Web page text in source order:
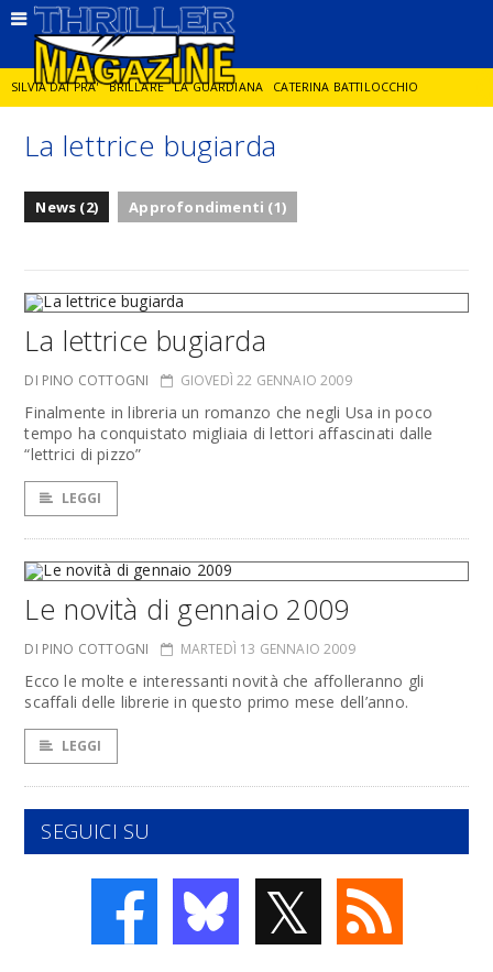
SILVIA DAI PRA' BRILLARE LA GUARDIANA CATERINA BATTILOCCHIO
JORGE DIAZ LA SPIA DELITTO IN CORNICE GIANCARLO DE CATALDO
La lettrice bugiarda
News (2) Approfondimenti (1)
La lettrice bugiarda
DI PINO COTTOGNI GIOVEDÌ 22 GENNAIO 2009
Finalmente in libreria un romanzo che negli Usa in poco
tempo ha conquistato migliaia di lettori affascinati dalle
“lettrici di pizzo”
LEGGI
Le novità di gennaio 2009
DI PINO COTTOGNI MARTEDÌ 13 GENNAIO 2009
Ecco le molte e interessanti novità che affolleranno gli
scaffali delle librerie in questo primo mese dell’anno.
LEGGI
SEGUICI SU
𝕏